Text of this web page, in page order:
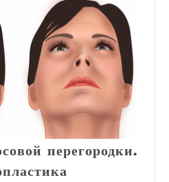
перегородки.